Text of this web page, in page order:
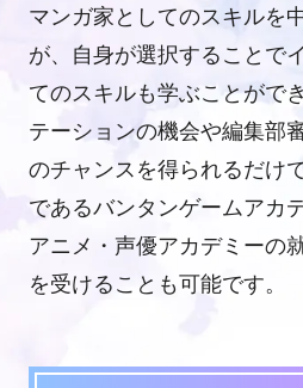
マンガ家としてのスキルを
が、自身が選択することで
てのスキルも学ぶことがで
テーションの機会や編集部
のチャンスを得られるだけ
であるバンタンゲームアカ
アニメ・声優アカデミーの
を受けることも可能です。